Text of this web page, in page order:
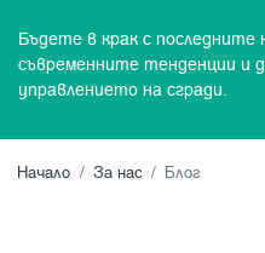
Бъдете в крак с последните
съвременните тенденции и
управлението на сгради.
Начало За нас Блог